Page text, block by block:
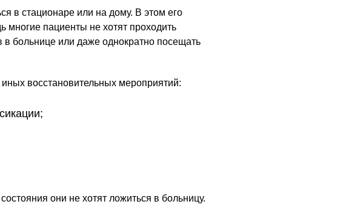
в стационаре или на дому. В этом его
многие пациенты не хотят проходить
в больнице или даже однократно посещать
восстановительных мероприятий:
они не хотят ложиться в больницу.